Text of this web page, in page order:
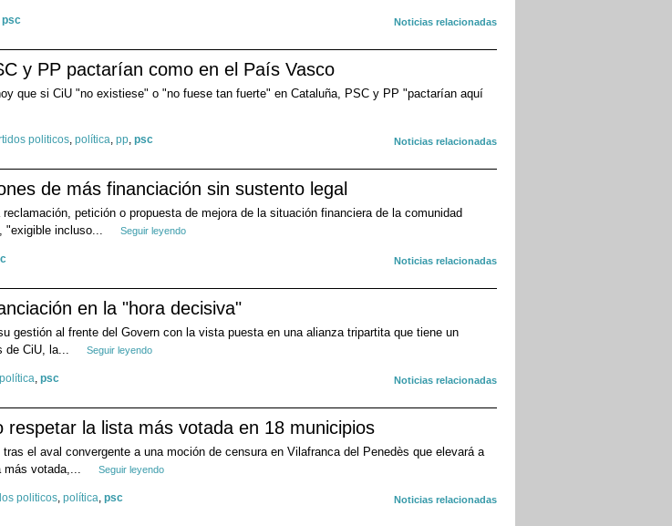
Noticias relacionadas
psc
y PP pactarían como en el País Vasco
que si CiU "no existiese" o "no fuese tan fuerte" en Cataluña, PSC y PP "pactarían aquí
Noticias relacionadas
politicos, política, pp, psc
de más financiación sin sustento legal
petición o propuesta de mejora de la situación financiera de la comunidad
"exigible incluso...
Seguir leyendo
Noticias relacionadas
en la "hora decisiva"
gestión al frente del Govern con la vista puesta en una alianza tripartita que tiene un
de CiU, la...
Seguir leyendo
Noticias relacionadas
política, psc
la lista más votada en 18 municipios
el aval convergente a una moción de censura en Vilafranca del Penedès que elevará a
más votada,...
Seguir leyendo
Noticias relacionadas
politicos, política, psc